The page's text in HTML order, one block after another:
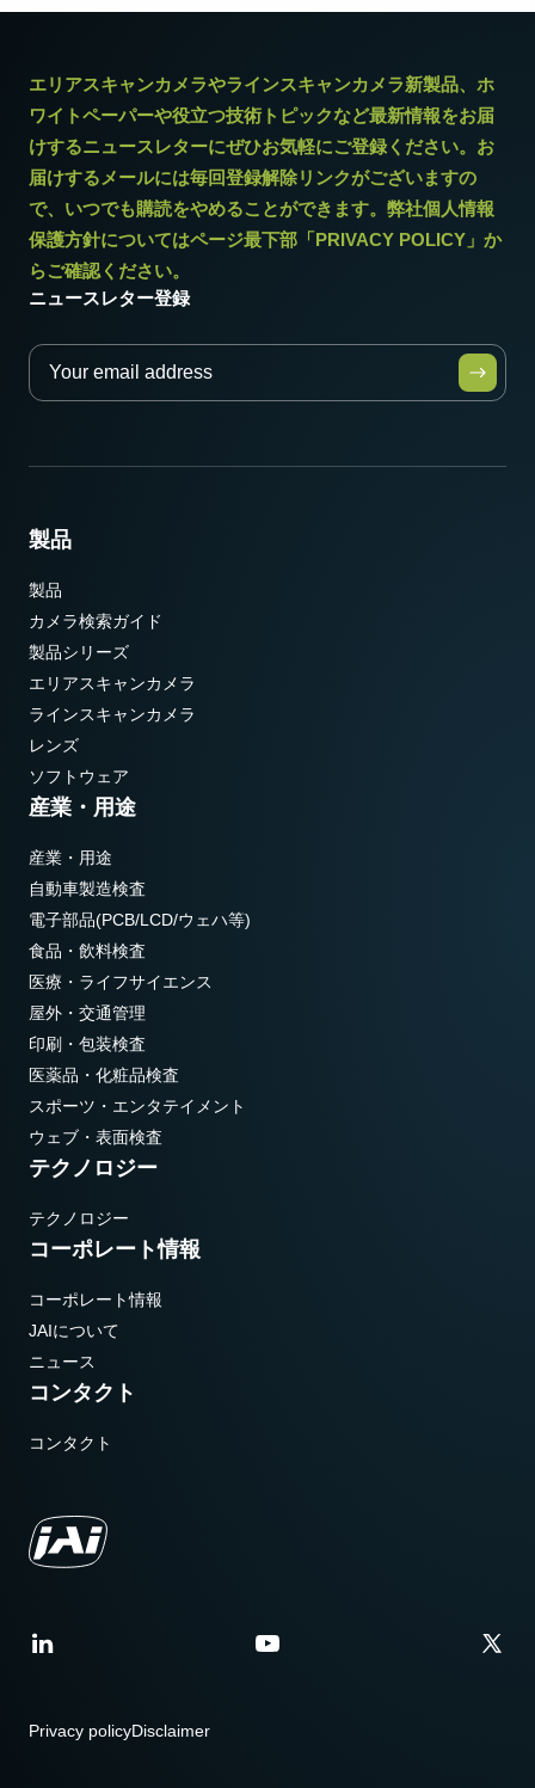
エリアスキャンカメラやラインスキャンカメラ新製品、ホ
ワイトペーパーや役立つ技術トピックなど最新情報をお届
けするニュースレターにぜひお気軽にご登録ください。お
届けするメールには毎回登録解除リンクがございますの
で、いつでも購読をやめることができます。弊社個人情報
保護方針についてはページ最下部「PRIVACY POLICY」か
らご確認ください。
ニュースレター登録
製品
製品
カメラ検索ガイド
製品シリーズ
エリアスキャンカメラ
ラインスキャンカメラ
レンズ
ソフトウェア
産業・用途
産業・用途
自動車製造検査
電子部品(PCB/LCD/ウェハ等)
食品・飲料検査
医療・ライフサイエンス
屋外・交通管理
印刷・包装検査
医薬品・化粧品検査
スポーツ・エンタテイメント
ウェブ・表面検査
テクノロジー
テクノロジー
コーポレート情報
コーポレート情報
JAIについて
ニュース
コンタクト
コンタクト
Privacy policyDisclaimer